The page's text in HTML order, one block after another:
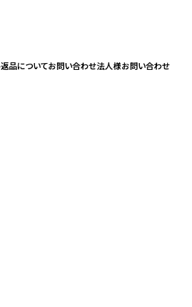
返品についてお問い合わせ法人様お問い合わせ